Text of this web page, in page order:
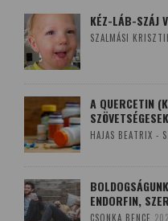
KÉZ-LÁB-SZÁJ
SZALMÁSI
A QUERCETIN
HAJAS BEATRIX -
ENDORFIN,
CSONKA BENCE